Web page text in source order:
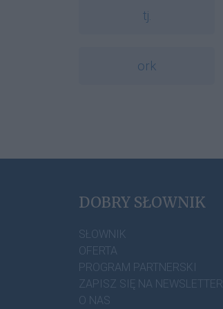
tj.
ork
DOBRY SŁOWNIK
SŁOWNIK
OFERTA
PROGRAM PARTNERSKI
ZAPISZ SIĘ NA NEWSLETTER
O NAS